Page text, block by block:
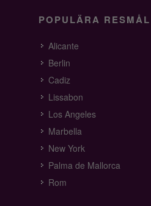
POPULÄRA RESMÅL
Alicante
Berlin
Cadiz
Lissabon
Los Angeles
Marbella
New York
Palma de Mallorca
Rom